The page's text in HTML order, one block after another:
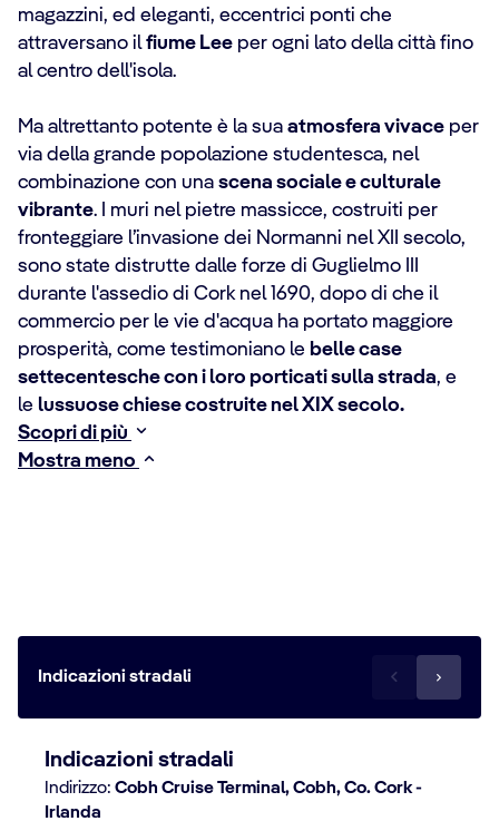
magazzini, ed eleganti, eccentrici ponti che
attraversano ilfiume Lee per ogni lato della città fino
al centro dell'isola.
Ma altrettanto potente è la sua atmosfera vivace per
via della grande popolazione studentesca, nel
combinazione con una scena sociale e culturale
vibrante. I muri nel pietre massicce, costruiti per
fronteggiare l’invasione dei Normanni nel XII secolo,
sono state distrutte dalle forze di Guglielmo III
durante l'assedio di Cork nel 1690, dopo di che il
commercio per le vie d'acqua ha portato maggiore
prosperità, come testimoniano le belle case
settecentesche con i loro porticati sulla strada, e
le lussuose chiese costruite nel XIX secolo.
Scopri di più
Mostra meno
Indicazioni stradali
Indicazioni stradali
Indirizzo: Cobh Cruise Terminal, Cobh, Co. Cork -
Irlanda